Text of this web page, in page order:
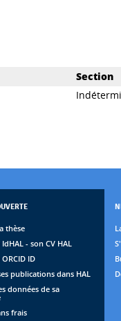
Section
thèse
- son CV HAL
ID
publications dans HAL
données de sa
frais